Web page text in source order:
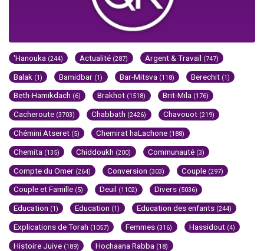
'Hanouka (244) Actualité (287) Argent & Travail (747)
Balak (1) Bamidbar (1) Bar-Mitsva (118) Berechit (1)
Beth-Hamikdach (6) Brakhot (1518) Brit-Mila (176)
Cacheroute (3703) Chabbath (2426) Chavouot (219)
Chémini Atseret (5) Chemirat haLachone (188)
Chemita (135) Chiddoukh (200) Communauté (3)
Compte du Omer (264) Conversion (303) Couple (297)
Couple et Famille (5) Deuil (1102) Divers (5036)
Education (1) Education (1) Education des enfants (244)
Explications de Torah (1057) Femmes (316) Hassidout (4)
Histoire Juive (189) Hochaana Rabba (18)